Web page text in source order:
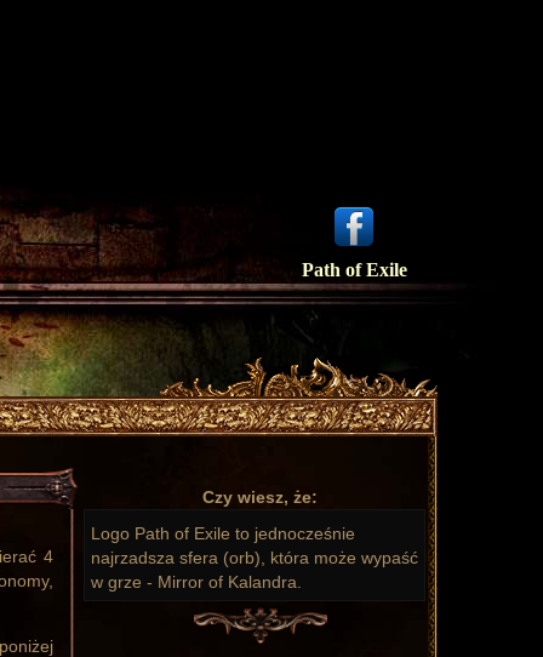
Path of Exile
4
Czy wiesz, że:
Logo Path of Exile to jednocześnie
najrzadsza sfera (orb), która może wypaść
w grze - Mirror of Kalandra.